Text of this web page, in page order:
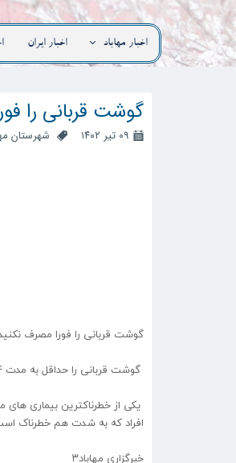
اخبار مهاباد اخبار ایران
گوشت قربانی را
۰۹ تیر ۱۴۰۲ شهرستان
گوشت قربانی را فورا مصرف
گوشت قربانی را حداقل به مدت ۲۴ ساعت در یخچال نگهداری کرده و فردای عید قربان آن را مصرف کنند.
یکی از خطرناکترین بیماری
افراد که به شدت هم خطرناک است، توصیه می
‌⁩خبرگزاری مهاباد۳